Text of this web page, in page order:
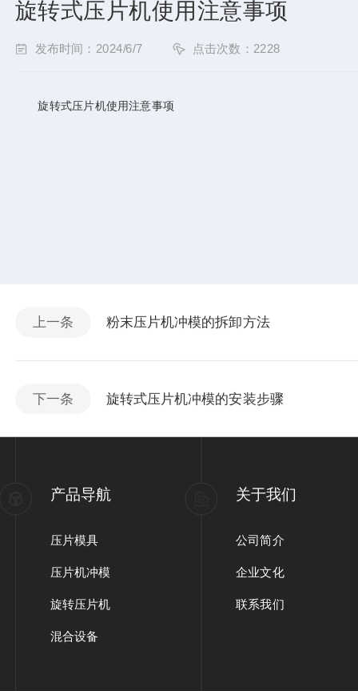
旋转式压片机使用注意事项
发布时间：2024/6/7 点击次数：2228
旋转式压片机使用注意事项
上一条 粉末压片机冲模的拆卸方法
下一条 旋转式压片机冲模的安装步骤
产品导航
压片模具
压片机冲模
旋转压片机
混合设备
关于我们
公司简介
企业文化
联系我们